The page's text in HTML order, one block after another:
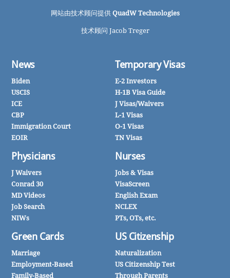
网站由技术顾问提供 QuadW Technologies
技术顾问 Jacob Treger
News
Biden
USCIS
ICE
CBP
Immigration Court
EOIR
Physicians
J Waivers
Conrad 30
MD Videos
Job Search
NIWs
Green Cards
Marriage
Employment-Based
Family-Based
Temporary Visas
E-2 Investors
H-1B Visa Guide
J Visas/Waivers
L-1 Visas
O-1 Visas
TN Visas
Nurses
Jobs & Visas
VisaScreen
English Exam
NCLEX
PTs, OTs, etc.
US Citizenship
Naturalization
US Citizenship Test
Through Parents